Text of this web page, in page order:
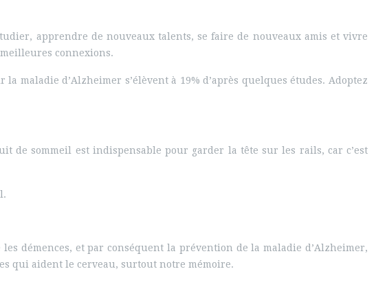
apprendre de nouveaux talents, se faire de nouveaux amis et vivre
connexions.
maladie d’Alzheimer s’élèvent à 19% d’après quelques études. Adoptez
de sommeil est indispensable pour garder la tête sur les rails, car c’est
démences, et par conséquent la prévention de la maladie d’Alzheimer,
qui aident le cerveau, surtout notre mémoire.